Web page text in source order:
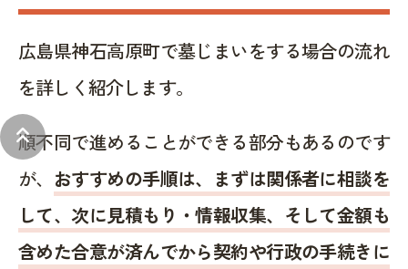
keyboard_double_arrow_up
広島県神石高原町で墓じまいをする場合の流れ
を詳しく紹介します。
順不同で進めることができる部分もあるのです
が、 おすすめの手順は、まずは関係者に相談を
して、次に見積もり・情報収集、そして金額も
含めた合意が済んでから契約や行政の手続きに